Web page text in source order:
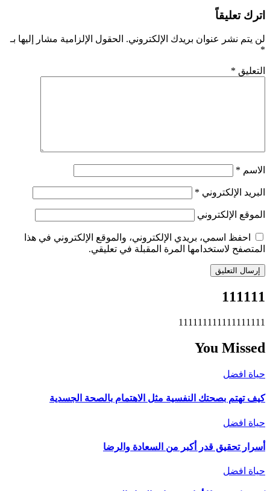
اترك تعليقاً
لن يتم نشر عنوان بريدك الإلكتروني. الحقول الإلزامية مشار إليها بـ
*
التعليق *
الاسم *
البريد الإلكتروني *
الموقع الإلكتروني
احفظ اسمي، بريدي الإلكتروني، والموقع الإلكتروني في هذا
المتصفح لاستخدامها المرة المقبلة في تعليقي.
111111
111111111111111111
You Missed
حياة افضل
كيف تهتم بصحتك النفسية مثل الاهتمام بالصحة الجسدية
حياة افضل
أسرار تحقيق قدر أكبر من السعادة والرضا
حياة افضل